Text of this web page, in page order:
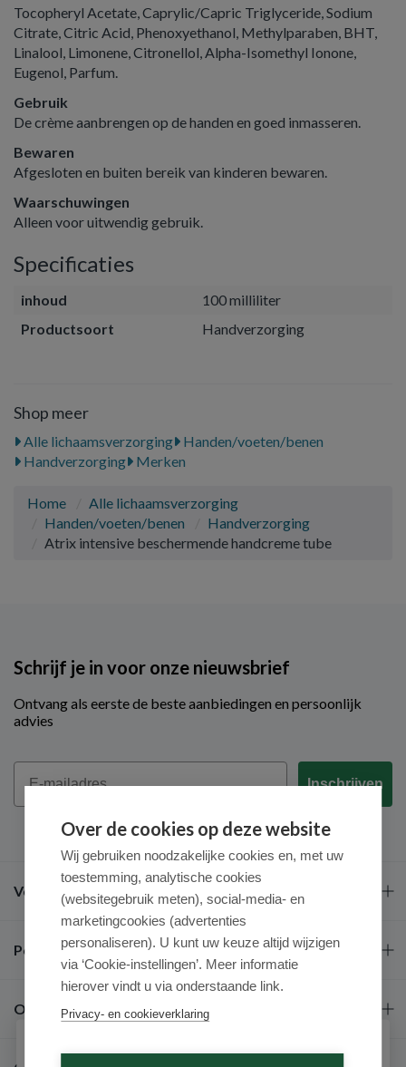
Tocopheryl Acetate, Caprylic/Capric Triglyceride, Sodium
Citrate, Citric Acid, Phenoxyethanol, Methylparaben, BHT,
Linalool, Limonene, Citronellol, Alpha-Isomethyl Ionone,
Eugenol, Parfum.
Gebruik
De crème aanbrengen op de handen en goed inmasseren.
Bewaren
Afgesloten en buiten bereik van kinderen bewaren.
Waarschuwingen
Alleen voor uitwendig gebruik.
Specificaties
inhoud
100 milliliter
Productsoort
Handverzorging
Shop meer
Alle lichaamsverzorging
Handen/voeten/benen
Handverzorging
Merken
Home
Alle lichaamsverzorging
Handen/voeten/benen
Handverzorging
Atrix intensive beschermende handcreme tube
Schrijf je in voor onze nieuwsbrief
Ontvang als eerste de beste aanbiedingen en persoonlijk
advies
Email
Inschrijven
Veel gestelde vragen
Populaire merken
Over ons
Over de cookies op deze website
Wij gebruiken noodzakelijke cookies en, met uw
toestemming, analytische cookies
(websitegebruik meten), social-media- en
marketingcookies (advertenties
personaliseren). U kunt uw keuze altijd wijzigen
via ‘Cookie-instellingen’. Meer informatie
hierover vindt u via onderstaande link.
Privacy- en cookieverklaring
Schrijf je in voor onze nieuwsbrief